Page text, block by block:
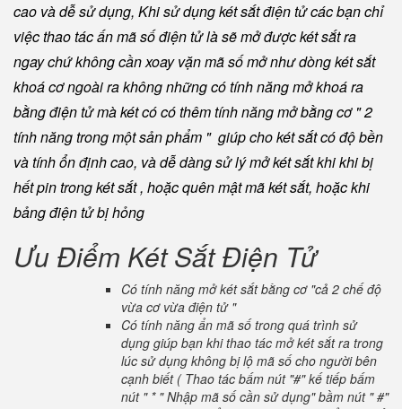
cao và dễ sử dụng, Khi sử dụng két sắt điện tử các bạn chỉ
việc thao tác ấn mã số điện tử là sẽ mở được két sắt ra
ngay chứ không cần xoay vặn mã số mở như dòng két sắt
khoá cơ ngoài ra không những có tính năng mở khoá ra
bằng điện tử mà két có có thêm tính năng mở bằng cơ " 2
tính năng trong một sản phẩm " giúp cho két sắt có độ bền
và tính ổn định cao, và dễ dàng sử lý mở két sắt khi khi bị
hết pin trong két sắt , hoặc quên mật mã két sắt, hoặc khi
bảng điện tử bị hỏng
Ưu Điểm Két Sắt Điện Tử
Có tính năng mở két sắt bằng cơ "cả 2 chế độ
vừa cơ vừa điện tử "
Có tính năng ẩn mã số trong quá trình sử
dụng giúp bạn khi thao tác mở két sắt ra trong
lúc sử dụng không bị lộ mã số cho người bên
cạnh biết ( Thao tác bấm nút "#" kế tiếp bấm
nút " * " Nhập mã số cần sử dụng" bầm nút " #"